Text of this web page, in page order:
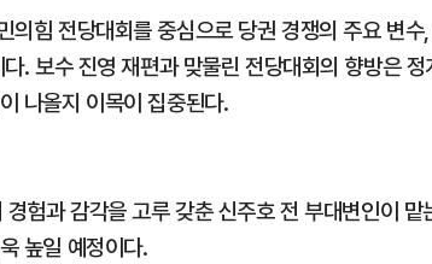
힘 전당대회를 중심으로 당권 경쟁의 주요 변
. 보수 진영 재편과 맞물린 전당대회의 향방은
나올지 이목이 집중된다.
경험과 감각을 고루 갖춘 신주호 전 부대변인이
높일 예정이다.